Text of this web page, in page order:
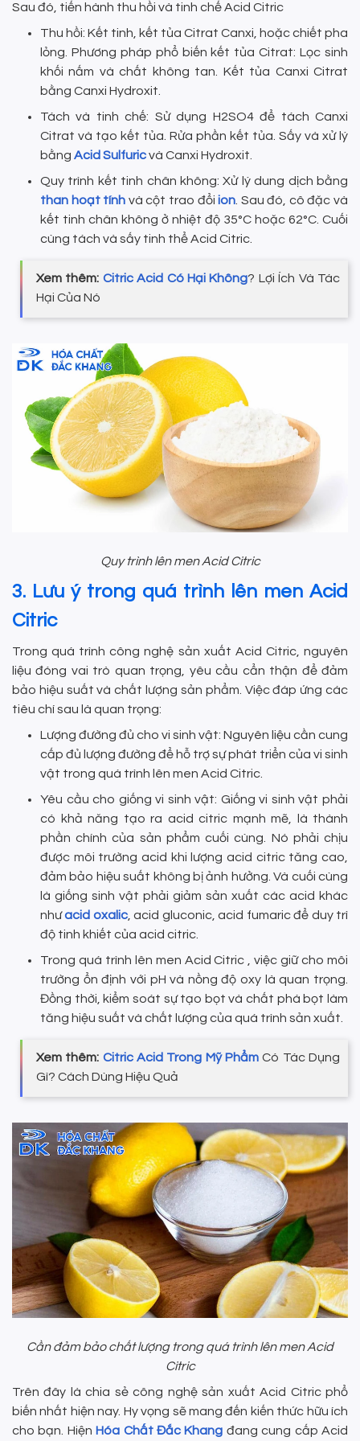
Sau đó, tiến hành thu hồi và tinh chế Acid Citric
Thu hồi: Kết tinh, kết tủa Citrat Canxi, hoặc chiết pha
lỏng. Phương pháp phổ biến kết tủa Citrat: Lọc sinh
khối nấm và chất không tan. Kết tủa Canxi Citrat
bằng Canxi Hydroxit.
Tách và tinh chế: Sử dụng H2SO4 để tách Canxi
Citrat và tạo kết tủa. Rửa phần kết tủa. Sấy và xử lý
bằng Acid Sulfuricvà Canxi Hydroxit.
Quy trình kết tinh chân không: Xử lý dung dịch bằng
than hoạt tính và cột trao đổiion . Sau đó, cô đặc và
kết tinh chân không ở nhiệt độ 35°C hoặc 62°C. Cuối
cùng tách và sấy tinh thể Acid Citric.
Xem thêm: Citric Acid Có Hại Không? Lợi Ích Và Tác
Hại Của Nó
Quy trình lên men Acid Citric
3. Lưu ý trong quá trình lên men Acid
Citric
Trong quá trình công nghệ sản xuất Acid Citric, nguyên
liệu đóng vai trò quan trọng, yêu cầu cẩn thận để đảm
bảo hiệu suất và chất lượng sản phẩm. Việc đáp ứng các
tiêu chí sau là quan trọng:
Lượng đường đủ cho vi sinh vật: Nguyên liệu cần cung
cấp đủ lượng đường để hỗ trợ sự phát triển của vi sinh
vật trong quá trình lên men Acid Citric.
Yêu cầu cho giống vi sinh vật: Giống vi sinh vật phải
có khả năng tạo ra acid citric mạnh mẽ, là thành
phần chính của sản phẩm cuối cùng. Nó phải chịu
được môi trường acid khi lượng acid citric tăng cao,
đảm bảo hiệu suất không bị ảnh hưởng. Và cuối cùng
là giống sinh vật phải giảm sản xuất các acid khác
nhưacid oxalic, acid gluconic, acid fumaric để duy trì
độ tinh khiết của acid citric.
Trong quá trình lên men Acid Citric , việc giữ cho môi
trường ổn định với pH và nồng độ oxy là quan trọng.
Đồng thời, kiểm soát sự tạo bọt và chất phá bọt làm
tăng hiệu suất và chất lượng của quá trình sản xuất.
Xem thêm: Citric Acid Trong Mỹ Phẩm Có Tác Dụng
Gì? Cách Dùng Hiệu Quả
Cần đảm bảo chất lượng trong quá trình lên men Acid
Citric
Trên đây là chia sẻ công nghệ sản xuất Acid Citric phổ
biến nhất hiện nay. Hy vọng sẽ mang đến kiến thức hữu ích
cho bạn. Hiện Hóa Chất Đắc Khang đang cung cấp Acid